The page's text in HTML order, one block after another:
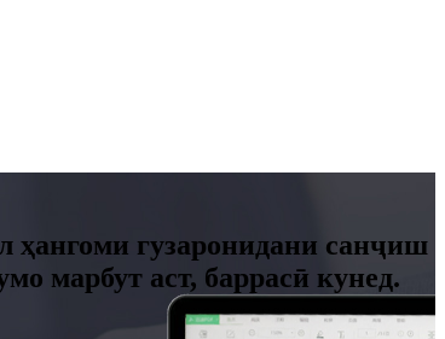
ҳангоми гузаронидани санҷиш
марбут аст, баррасӣ кунед.